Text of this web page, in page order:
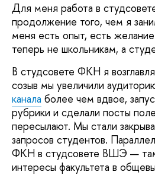
Для меня работа в
продолжение того, чем я
меня есть опыт, есть
теперь не школьникам, а
В студсовете ФКН я
созыв мы увеличили
канала более чем вдвое,
рубрики и сделали посты
пересылают. Мы стали
запросов студентов.
ФКН в студсовете ВШЭ —
интересы факультета в